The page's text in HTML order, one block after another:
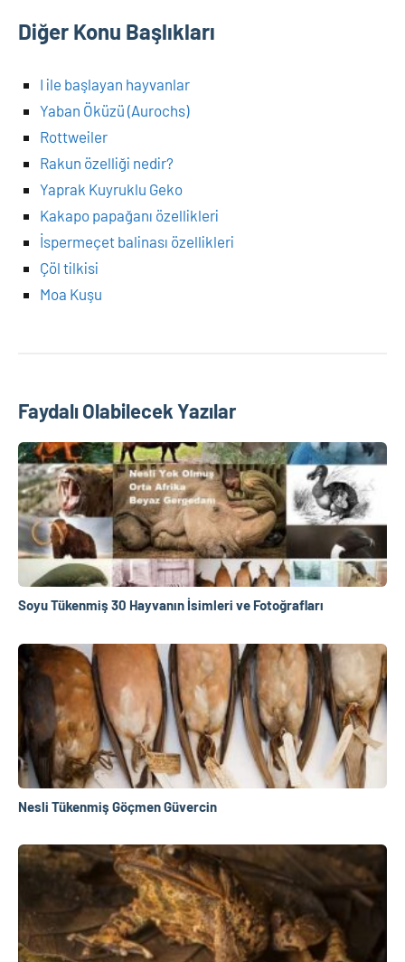
Diğer Konu Başlıkları
I ile başlayan hayvanlar
Yaban Öküzü (Aurochs)
Rottweiler
Rakun özelliği nedir?
Yaprak Kuyruklu Geko
Kakapo papağanı özellikleri
İspermeçet balinası özellikleri
Çöl tilkisi
Moa Kuşu
Faydalı Olabilecek Yazılar
Soyu Tükenmiş 30 Hayvanın İsimleri ve Fotoğrafları
Nesli Tükenmiş Göçmen Güvercin